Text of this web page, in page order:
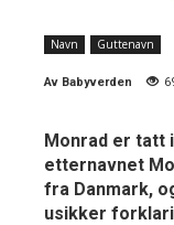
Navn Guttenavn
Av Babyverden
Monrad er tatt
etternavnet
fra Danmark,
usikker